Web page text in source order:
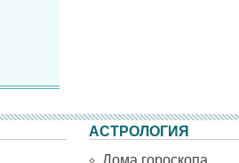
АСТРОЛОГИЯ
Дома гороскопа